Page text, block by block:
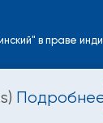
в праве